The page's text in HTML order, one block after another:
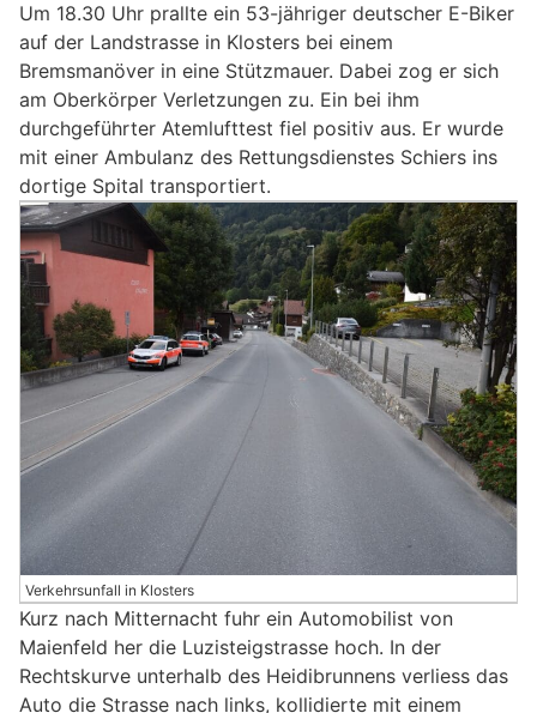
Um 18.30 Uhr prallte ein 53-jähriger deutscher E-Biker
auf der Landstrasse in Klosters bei einem
Bremsmanöver in eine Stützmauer. Dabei zog er sich
am Oberkörper Verletzungen zu. Ein bei ihm
durchgeführter Atemlufttest fiel positiv aus. Er wurde
mit einer Ambulanz des Rettungsdienstes Schiers ins
dortige Spital transportiert.
Verkehrsunfall in Klosters
Kurz nach Mitternacht fuhr ein Automobilist von
Maienfeld her die Luzisteigstrasse hoch. In der
Rechtskurve unterhalb des Heidibrunnens verliess das
Auto die Strasse nach links, kollidierte mit einem